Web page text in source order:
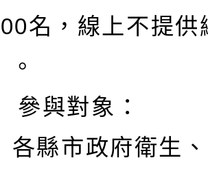
名，線上不提
與對象：
縣市政府衛生、